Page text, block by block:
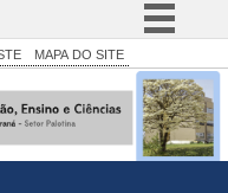
Simplifique!
Comunica BR
Participe
MAPA DO SITE